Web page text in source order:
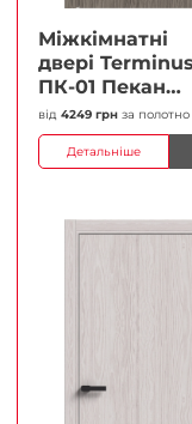
Міжкімнатні
двері Terminus
ПК-01 Пекан
Глухі Плівка
від 4249 грн за полотно
Детальніше